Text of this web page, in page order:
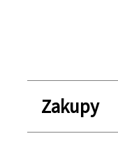
Zakupy